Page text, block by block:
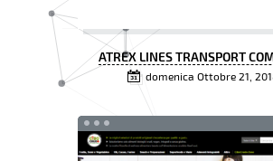
ATREX LINES TRANSPORT
domenica Ottobre 21,